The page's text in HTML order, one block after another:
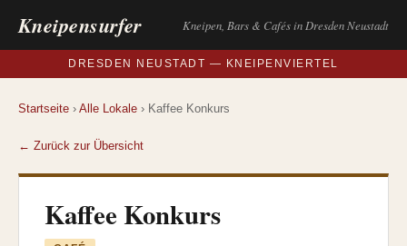
Kneipensurfer Kneipen, Bars & Cafés in Dresden Neustadt
DRESDEN NEUSTADT — KNEIPENVIERTEL
Startseite › Alle Lokale › Kaffee Konkurs
← Zurück zur Übersicht
Kaffee Konkurs